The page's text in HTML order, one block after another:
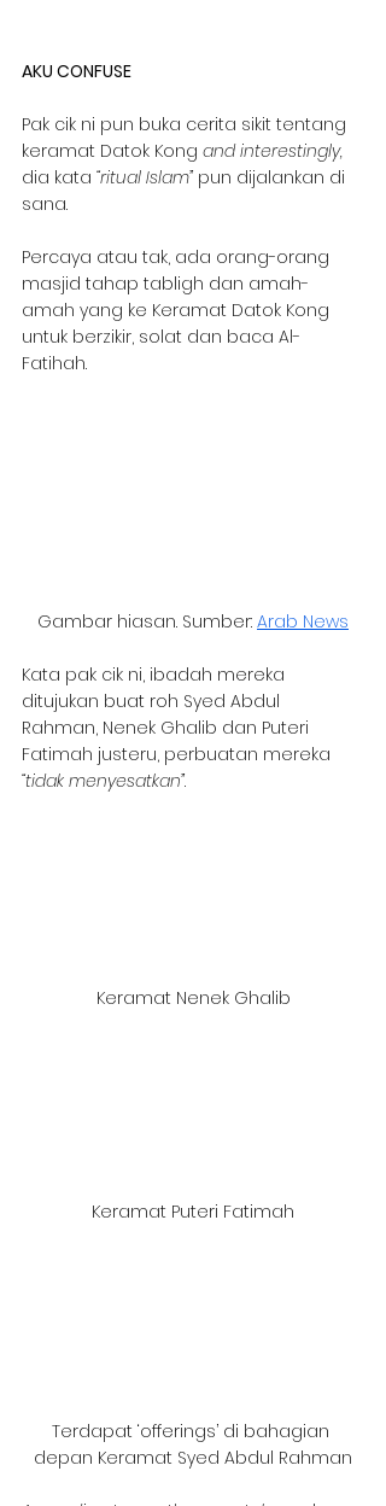
AKU CONFUSE
Pak cik ni pun buka cerita sikit tentang
keramat Datok Kong and interestingly,
dia kata “ritual Islam” pun dijalankan di
sana.
Percaya atau tak, ada orang-orang
masjid tahap tabligh dan amah-
amah yang ke Keramat Datok Kong
untuk berzikir, solat dan baca Al-
Fatihah.
Gambar hiasan. Sumber: Arab News
Kata pak cik ni, ibadah mereka
ditujukan buat roh Syed Abdul
Rahman, Nenek Ghalib dan Puteri
Fatimah justeru, perbuatan mereka
“tidak menyesatkan”.
Keramat Nenek Ghalib
Keramat Puteri Fatimah
Terdapat ‘offerings’ di bahagian
depan Keramat Syed Abdul Rahman